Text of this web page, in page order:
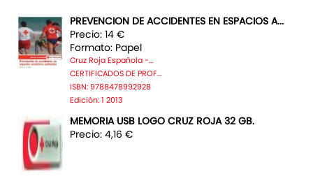
PREVENCION DE ACCIDENTES EN ESPACIOS A...
Precio: 14 €
Formato: Papel
Cruz Roja Española -...
CERTIFICADOS DE PROF...
ISBN: 9788478992928
Edición: 1 2013
MEMORIA USB LOGO CRUZ ROJA 32 GB.
Precio: 4,16 €